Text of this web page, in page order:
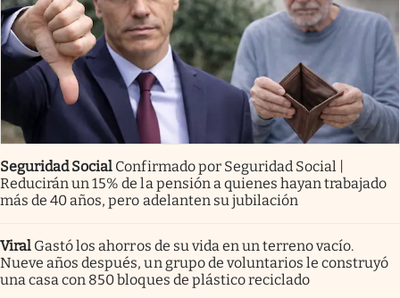
Seguridad Social Confirmado por Seguridad Social |
Reducirán un 15% de la pensión a quienes hayan trabajado
más de 40 años, pero adelanten su jubilación
Viral Gastó los ahorros de su vida en un terreno vacío.
Nueve años después, un grupo de voluntarios le construyó
una casa con 850 bloques de plástico reciclado